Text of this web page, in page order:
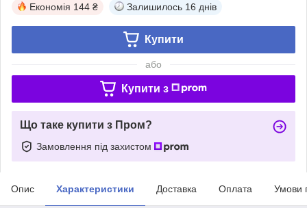
Економія 144 ₴ Залишилось 16 днів
Купити
або
Купити з
Що таке купити з Пром?
Замовлення під захистом
Опис Характеристики Доставка Оплата Умови